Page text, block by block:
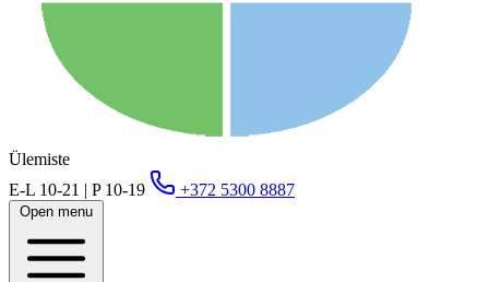
Ülemiste
E-L 10-21 | P 10-19
+372 5300 8887
Open menu